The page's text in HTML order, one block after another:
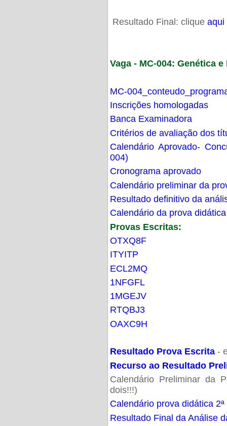
Resultado Final: clique aqui
Vaga - MC-004: Genética
MC-
Inscrições homologadas
Banca Examinadora
Critérios de avaliação dos
Calendário Aprovado-
004)
Cronograma aprovado
Calendário preliminar da
Resultado definitivo da
Calendário da prova didática
Provas Escritas:
OTXQ8F
ITYITP
ECL2MQ
1NFGFL
1MGEJV
RTQBJ3
OAXC9H
Resultado Prova Escrita -
Recurso ao Resultado
Calendário Preliminar da
dois!!!)
Calendário prova didática
Resultado Final da Análise